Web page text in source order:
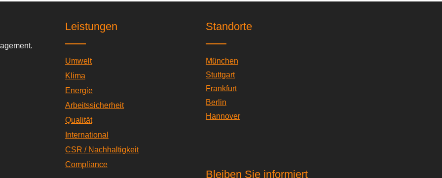
Leistungen
Umwelt
Klima
Energie
Arbeitssicherheit
Qualität
International
CSR / Nachhaltigkeit
Compliance
Standorte
München
Stuttgart
Frankfurt
Berlin
Hannover
Bleiben Sie informiert